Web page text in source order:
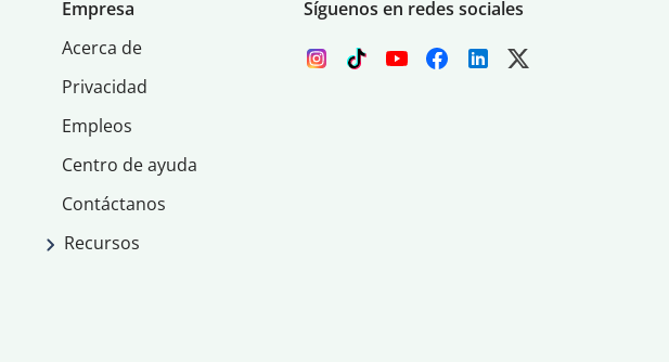
Empresa
Acerca de
Privacidad
Empleos
Centro de ayuda
Contáctanos
Recursos
Síguenos en redes sociales